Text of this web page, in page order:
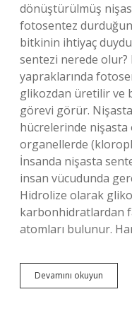
dönüştürülmüş
fotosentez
bitkinin ihtiyaç
sentezi nerede
yapraklarında
glikozdan üretilir ve
görevi görür.
hücrelerinde nişasta
organellerde
İnsanda nişasta
insan vücudunda
Hidrolize olarak
karbonhidratlardan
atomları bulunur.
Devamını okuyun
Sentezi